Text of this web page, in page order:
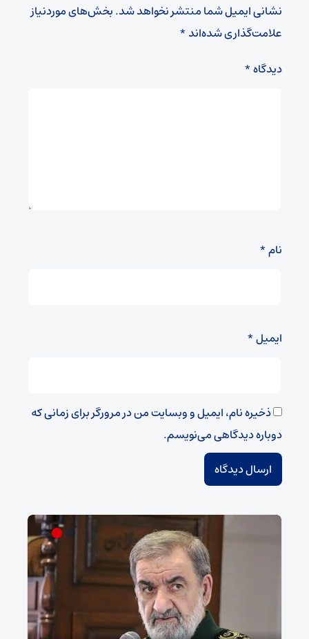
نشانی ایمیل شما منتشر نخواهد شد.بخش‌های موردنیاز
علامت‌گذاری شده‌اند*
دیدگاه*
نام*
ایمیل*
ذخیره نام، ایمیل و وبسایت من در مرورگر برای زمانی که
دوباره دیدگاهی می‌نویسم.